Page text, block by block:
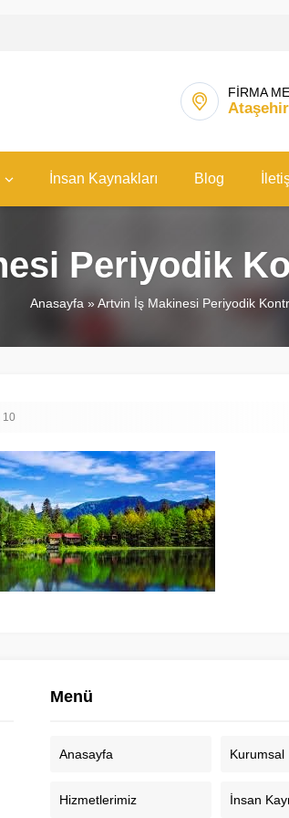
FİRMA
İnsan Kaynakları Blog
Periyodik
Anasayfa »Artvin İş Makinesi Periyodik
10
Menü
Anasayfa Kurumsal
Hizmetlerimiz İnsan